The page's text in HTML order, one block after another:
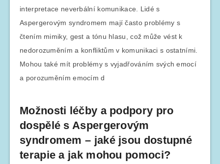
interpretace neverbální komunikace. Lidé s
Aspergerovým syndromem mají často problémy s
čtením mimiky, gest a tónu hlasu, což může vést k
nedorozuměním a konfliktům v komunikaci s ostatními.
Mohou také mít problémy s vyjadřováním svých emocí
a porozuměním emocím d
Možnosti léčby a podpory pro
dospělé s Aspergerovým
syndromem – jaké jsou dostupné
terapie a jak mohou pomoci?